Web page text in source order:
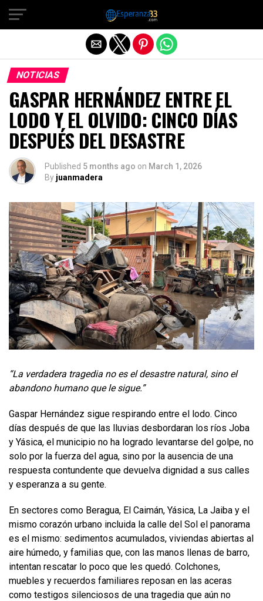
NOTICIAS
GASPAR HERNÁNDEZ ENTRE EL
LODO Y EL OLVIDO: CINCO DÍAS
DESPUÉS DEL DESASTRE
Published 5 months ago on March 1, 2026
By juanmadera
“La verdadera tragedia no es el desastre natural, sino el
abandono humano que le sigue.”
Gaspar Hernández sigue respirando entre el lodo. Cinco
días después de que las lluvias desbordaran los ríos Joba
y Yásica, el municipio no ha logrado levantarse del golpe, no
solo por la fuerza del agua, sino por la ausencia de una
respuesta contundente que devuelva dignidad a sus calles
y esperanza a su gente.
En sectores como Beragua, El Caimán, Yásica, La Jaiba y el
mismo corazón urbano incluida la calle del Sol el panorama
es el mismo: sedimentos acumulados, viviendas abiertas al
aire húmedo, y familias que, con las manos llenas de barro,
intentan rescatar lo poco que les quedó. Colchones,
muebles y recuerdos familiares reposan en las aceras
como testigos silenciosos de una tragedia que aún no
Exit mobile version